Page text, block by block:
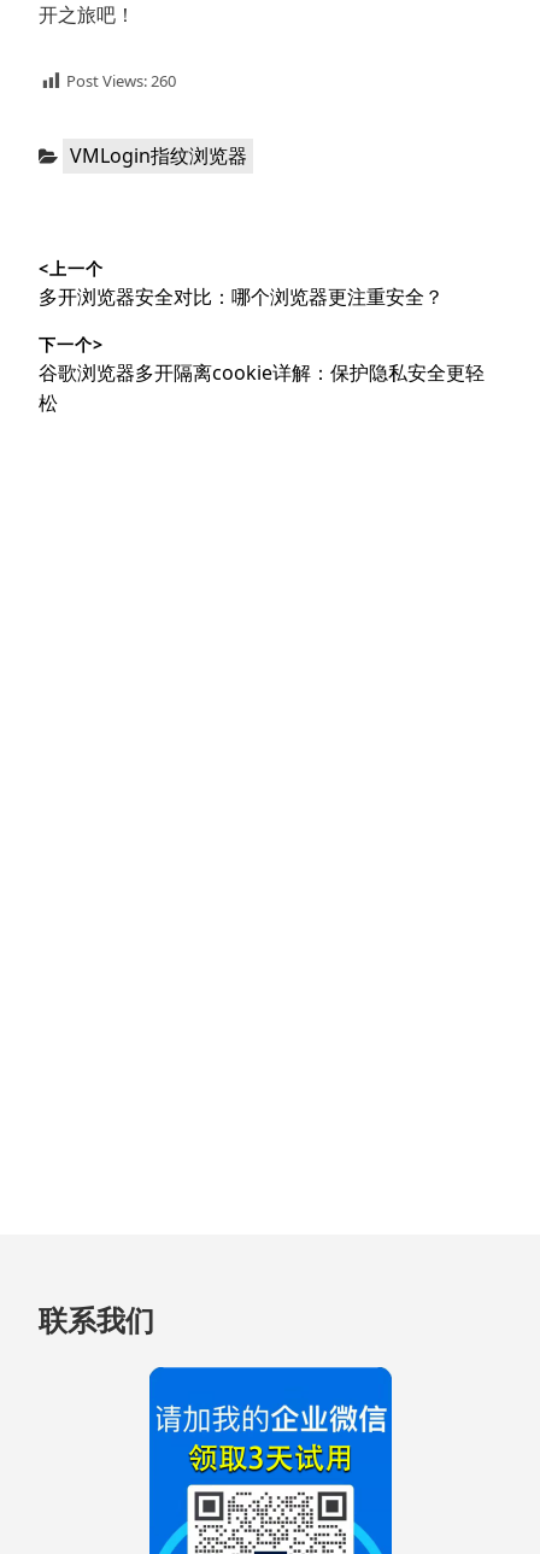
开之旅吧！
Post Views:260
分 VMLogin指纹浏览器
章
导
航
<上一个
上
文
章：
多开浏览器安全对比：哪个浏览器更注重安全？
下一个>
下
篇
谷歌浏览器多开隔离cookie详解：保护隐私安全更轻
松
至
联系我们